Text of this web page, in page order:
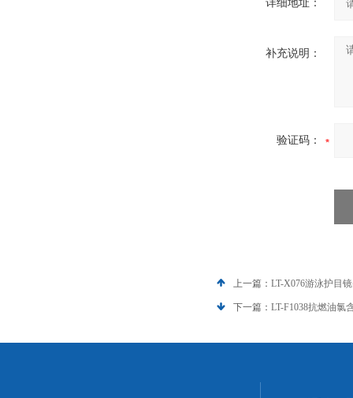
详细地址：
补充说明：
验证码：
上一篇： LT-X076游泳护目
下一篇： LT-F1038抗燃油氯